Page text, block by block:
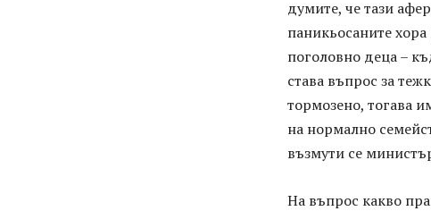
думите, че тази
паникьосаните
поголовно деца –
става въпрос за
тормозено, тогава
на нормално
възмути се
На въпрос какво